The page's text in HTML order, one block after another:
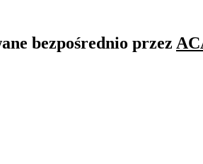
bezpośrednio przez